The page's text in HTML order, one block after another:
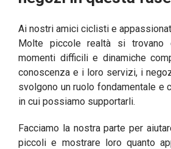
Ai nostri amici ciclisti e
Molte piccole realtà si trovano
momenti difficili e dinamiche
conoscenza e i loro servizi, i
svolgono un ruolo fondamentale e
in cui possiamo supportarli.
Facciamo la nostra parte per
piccoli e mostrare loro quanto